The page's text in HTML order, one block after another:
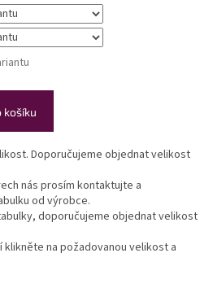
košíku
Doporučujeme objednat velikost
nás prosím kontaktujte a
od výrobce.
doporučujeme objednat velikost
na požadovanou velikost a